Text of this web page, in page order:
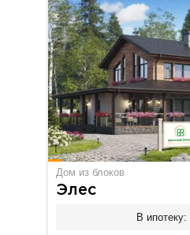
Дом из блоков
Элес
В ипотеку: